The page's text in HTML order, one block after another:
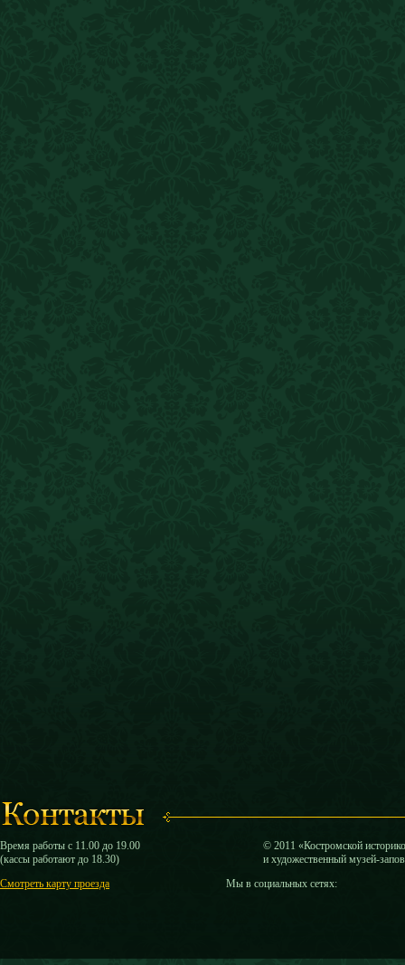
Время работы с 11.00 до 19.00
(кассы работают до 18.30)
Смотреть карту проезда
© 2011 «Костромской
и художественный музей-
Мы в социальных сетях: